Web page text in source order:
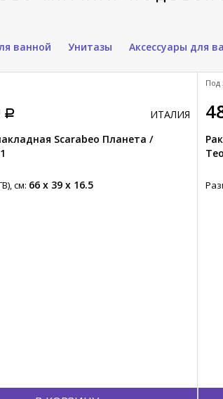
ванной Унитазы Аксессуары для
ИТАЛИЯ
Scarabeo Планета /
см: 66 x 39 x 16.5
Под